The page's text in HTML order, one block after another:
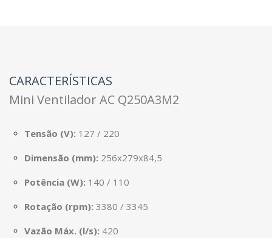
CARACTERÍSTICAS
Mini Ventilador AC Q250A3M2
Tensão (V): 127 / 220
Dimensão (mm): 256x279x84,5
Potência (W): 140 / 110
Rotação (rpm): 3380 / 3345
Vazão Máx. (l/s): 420